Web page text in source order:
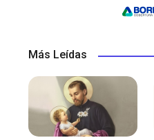
Más Leídas